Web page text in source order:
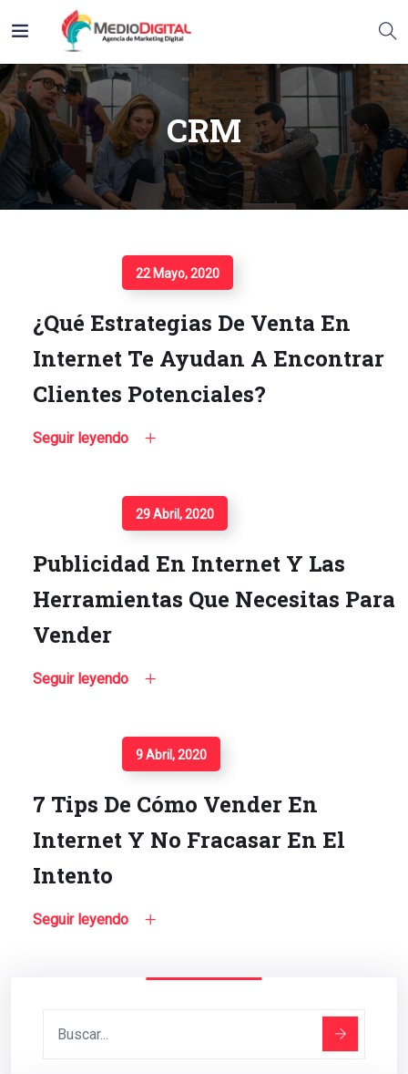
CRM
22 Mayo, 2020
¿Qué Estrategias De Venta En
Internet Te Ayudan A Encontrar
Clientes Potenciales?
Seguir leyendo
29 Abril, 2020
Publicidad En Internet Y Las
Herramientas Que Necesitas Para
Vender
Seguir leyendo
9 Abril, 2020
7 Tips De Cómo Vender En
Internet Y No Fracasar En El
Intento
Seguir leyendo